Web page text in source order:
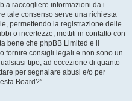
a raccogliere informazioni da i
tale consenso serve una richiesta
permettendo la registrazione delle
o incertezze, mettiti in contatto con
bene che phpBB Limited e il
fornire consigli legali e non sono un
tipo, ad eccezione di quanto
per segnalare abusi e/o per
Board?”.